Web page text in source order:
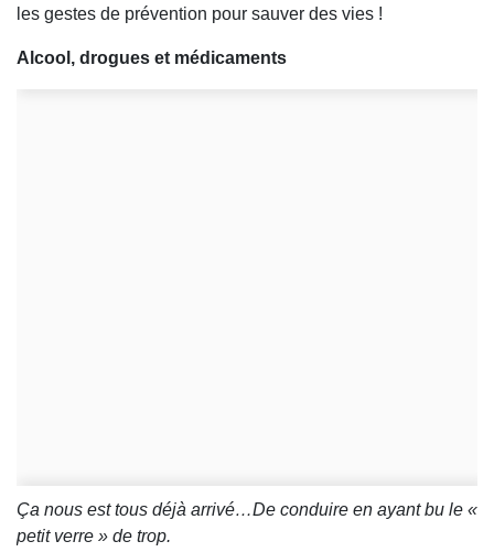
les gestes de prévention pour sauver des vies !
Alcool, drogues et médicaments
Ça nous est tous déjà arrivé…De conduire en ayant bu le «
petit verre » de trop.